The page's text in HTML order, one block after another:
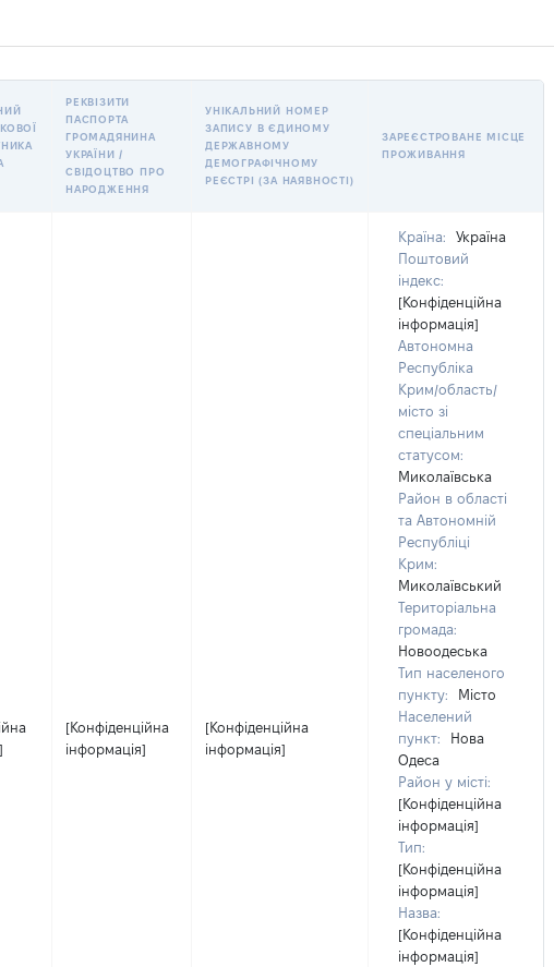
РЕКВІЗИТИ
ПАСПОРТА
ГРОМАДЯНИНА
УКРАЇНИ /
СВІДОЦТВО ПРО
НАРОДЖЕННЯ
УНІКАЛЬНИЙ НОМЕР
ЗАПИСУ В ЄДИНОМУ
ДЕРЖАВНОМУ
ДЕМОГРАФІЧНОМУ
РЕЄСТРІ (ЗА НАЯВНОСТІ)
ЗАРЕЄСТРОВАНЕ МІСЦЕ
ПРОЖИВАННЯ
[Конфіденційна
інформація]
[Конфіденційна
інформація]
Країна:
Україна
Поштовий
індекс:
[Конфіденційна
інформація]
Автономна
Республіка
Крим/область/
місто зі
спеціальним
статусом:
Миколаївська
Район в області
та Автономній
Республіці
Крим:
Миколаївський
Територіальна
громада:
Новоодеська
Тип населеного
пункту:
Місто
Населений
пункт:
Нова
Одеса
Район у місті:
[Конфіденційна
інформація]
Тип:
[Конфіденційна
інформація]
Назва:
[Конфіденційна
інформація]